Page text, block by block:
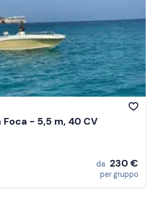
Foca - 5,5 m, 40 CV
da 230 €
per gruppo